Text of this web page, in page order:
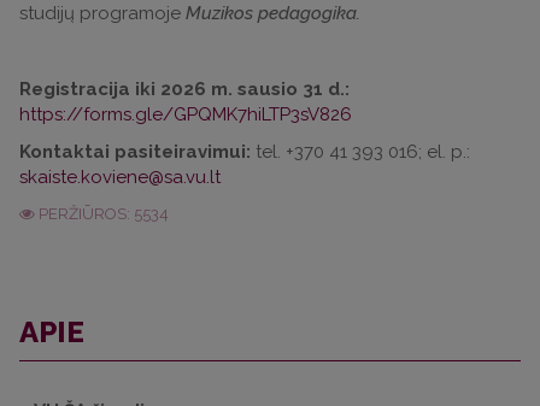
studijų programoje Muzikos pedagogika.
Registracija iki 2026 m. sausio 31 d.:
https://forms.gle/GPQMK7hiLTP3sV826
Kontaktai pasiteiravimui: tel. +370 41 393 016; el. p.:
PERŽIŪROS: 5534
APIE